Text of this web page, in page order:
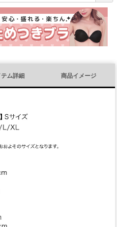
須
)
テム詳細 商品イメージ